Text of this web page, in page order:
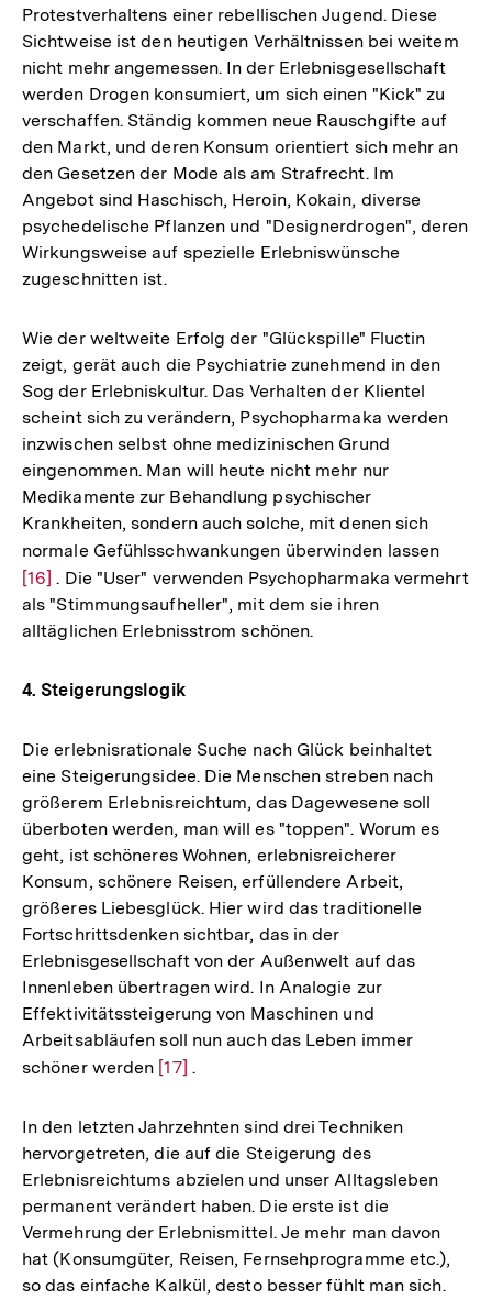
Protestverhaltens einer rebellischen Jugend. Diese
Sichtweise ist den heutigen Verhältnissen bei weitem
nicht mehr angemessen. In der Erlebnisgesellschaft
werden Drogen konsumiert, um sich einen "Kick" zu
verschaffen. Ständig kommen neue Rauschgifte auf
den Markt, und deren Konsum orientiert sich mehr an
den Gesetzen der Mode als am Strafrecht. Im
Angebot sind Haschisch, Heroin, Kokain, diverse
psychedelische Pflanzen und "Designerdrogen", deren
Wirkungsweise auf spezielle Erlebniswünsche
zugeschnitten ist.
Wie der weltweite Erfolg der "Glückspille" Fluctin
zeigt, gerät auch die Psychiatrie zunehmend in den
Sog der Erlebniskultur. Das Verhalten der Klientel
scheint sich zu verändern, Psychopharmaka werden
inzwischen selbst ohne medizinischen Grund
eingenommen. Man will heute nicht mehr nur
Medikamente zur Behandlung psychischer
Krankheiten, sondern auch solche, mit denen sich
normale Gefühlsschwankungen überwinden lassen
[16] . Die "User" verwenden Psychopharmaka vermehrt
als "Stimmungsaufheller", mit dem sie ihren
alltäglichen Erlebnisstrom schönen.
4. Steigerungslogik
Die erlebnisrationale Suche nach Glück beinhaltet
eine Steigerungsidee. Die Menschen streben nach
größerem Erlebnisreichtum, das Dagewesene soll
überboten werden, man will es "toppen". Worum es
geht, ist schöneres Wohnen, erlebnisreicherer
Konsum, schönere Reisen, erfüllendere Arbeit,
größeres Liebesglück. Hier wird das traditionelle
Fortschrittsdenken sichtbar, das in der
Erlebnisgesellschaft von der Außenwelt auf das
Innenleben übertragen wird. In Analogie zur
Effektivitätssteigerung von Maschinen und
Arbeitsabläufen soll nun auch das Leben immer
schöner werden Zur
der
Fußnote
[17] .
In den letzten Jahrzehnten sind drei Techniken
hervorgetreten, die auf die Steigerung des
Erlebnisreichtums abzielen und unser Alltagsleben
permanent verändert haben. Die erste ist die
Vermehrung der Erlebnismittel. Je mehr man davon
hat (Konsumgüter, Reisen, Fernsehprogramme etc.),
so das einfache Kalkül, desto besser fühlt man sich.